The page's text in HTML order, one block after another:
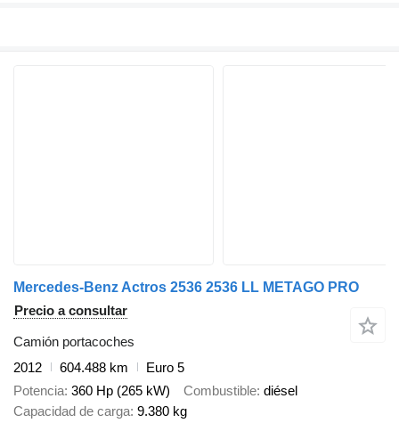
Mercedes-Benz Actros 2536 2536 LL METAGO PRO
Precio a consultar
Camión portacoches
2012
604.488 km
Euro 5
Potencia 360 Hp (265 kW) Combustible diésel
Capacidad de carga 9.380 kg